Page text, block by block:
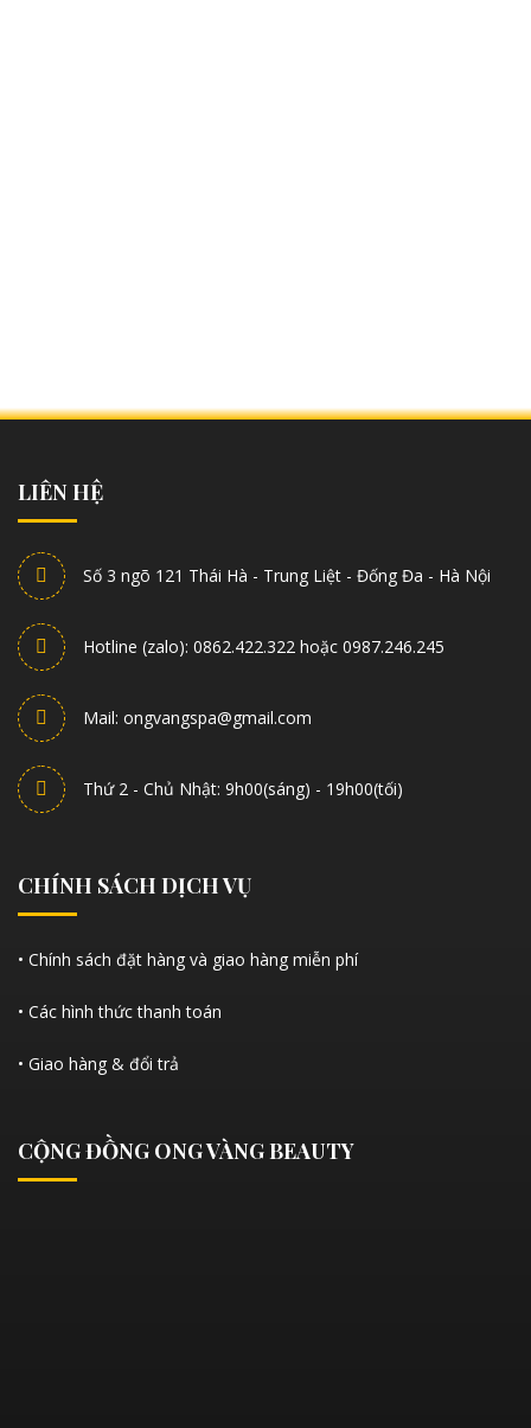
LIÊN HỆ
Số 3 ngõ 121 Thái Hà - Trung Liệt - Đống Đa - Hà Nội
Hotline (zalo): 0862.422.322 hoặc 0987.246.245
Mail: ongvangspa@gmail.com
Thứ 2 - Chủ Nhật: 9h00(sáng) - 19h00(tối)
CHÍNH SÁCH DỊCH VỤ
• Chính sách đặt hàng và giao hàng miễn phí
• Các hình thức thanh toán
• Giao hàng & đổi trả
CỘNG ĐỒNG ONG VÀNG BEAUTY